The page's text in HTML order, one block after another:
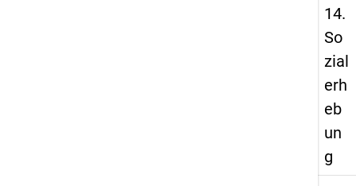
14.
So
zial
erh
eb
un
g